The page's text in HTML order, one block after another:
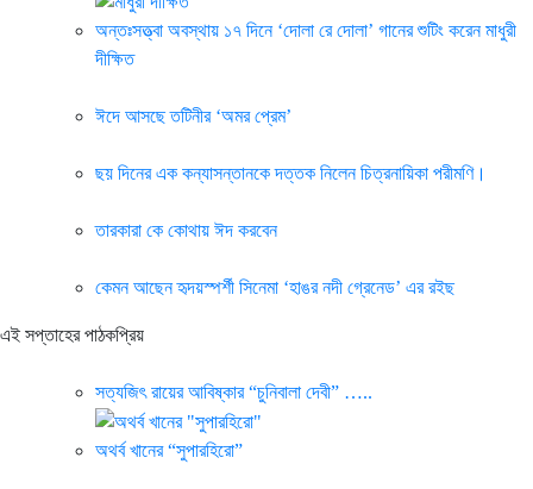
অন্তঃসত্ত্বা অবস্থায় ১৭ দিনে ‘দোলা রে দোলা’ গানের শুটিং করেন মাধুরী
দীক্ষিত
ঈদে আসছে তটিনীর ‘অমর প্রেম’
ছয় দিনের এক কন্যাসন্তানকে দত্তক নিলেন চিত্রনায়িকা পরীমণি।
তারকারা কে কোথায় ঈদ করবেন
কেমন আছেন হৃদয়স্পর্শী সিনেমা ‘হাঙর নদী গ্রেনেড’ এর রইছ
এই সপ্তাহের পাঠকপ্রিয়
সত্যজিৎ রায়ের আবিষ্কার “চুনিবালা দেবী” …..
অথর্ব খানের “সুপারহিরো”